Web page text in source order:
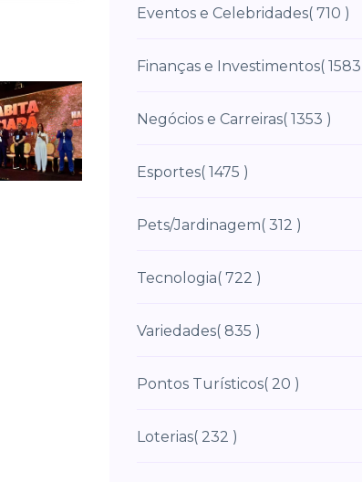
Eventos e Celebridades( 710 )
Finanças e Investimentos(
Negócios e Carreiras( 1353 )
Esportes( 1475 )
Pets/Jardinagem( 312 )
Tecnologia( 722 )
Variedades( 835 )
Pontos Turísticos( 20 )
Loterias( 232 )